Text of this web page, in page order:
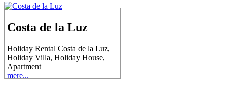
Costa de la Luz
Holiday Rental Costa de la Luz,
Holiday Villa, Holiday House,
Apartment
mere...